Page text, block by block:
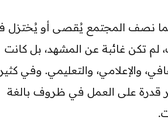
نصف المجتمع يُقصى أو يُختزل
لم تكن غائبة عن المشهد، بل كانت
والإعلامي، والتعليمي. وفي
قدرة على العمل في ظروف بالغة